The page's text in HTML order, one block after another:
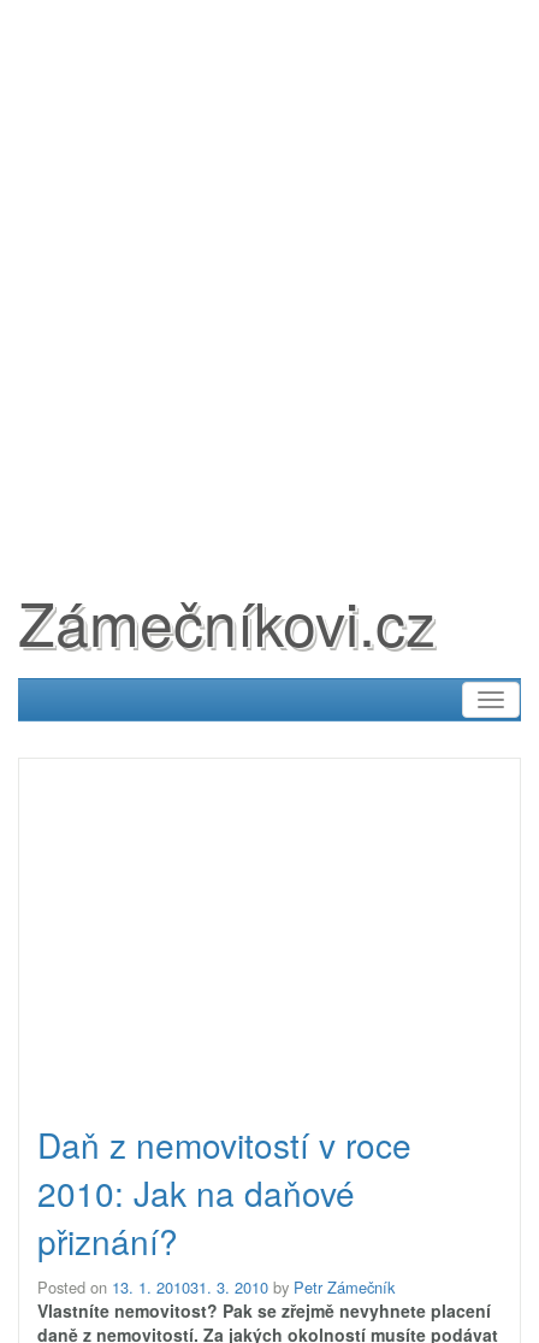
Zámečníkovi.cz
Daň z nemovitostí v roce
2010: Jak na daňové
přiznání?
Posted on 13. 1. 201031. 3. 2010 by Petr Zámečník
Vlastníte nemovitost? Pak se zřejmě nevyhnete placení
daně z nemovitostí. Za jakých okolností musíte podávat